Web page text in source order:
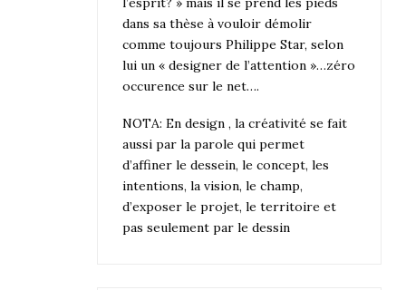
dans sa thèse à vouloir démolir
comme toujours Philippe Star, selon
lui un « designer de l’attention »…zéro
occurence sur le net….
NOTA: En design , la créativité se fait
aussi par la parole qui permet
d’affiner le dessein, le concept, les
intentions, la vision, le champ,
d’exposer le projet, le territoire et
pas seulement par le dessin